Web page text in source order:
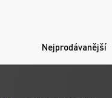
Nejprodávanější